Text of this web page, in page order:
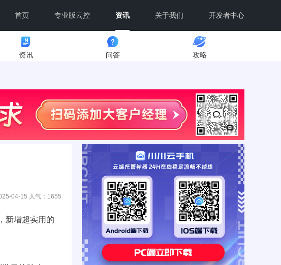
首页 专业版云控 资讯 关于我们 开发者中心
资讯 问答 攻略
04-15 人气： 1655
新增超实用的